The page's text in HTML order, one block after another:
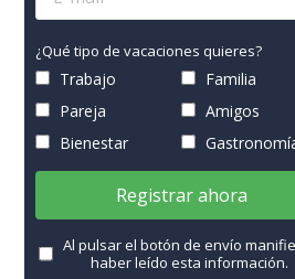
¿Qué tipo de vacaciones quieres?
Trabajo
Familia
Pareja
Amigos
Bienestar
Registrar ahora
Al pulsar el botón de envío
haber leído esta información.